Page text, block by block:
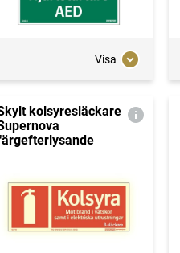
Visa
kolsyresläckare